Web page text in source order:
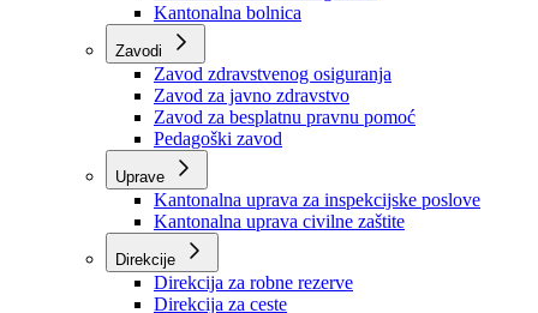
Ustanove
Centar za socijalni rad
Dom za stara i iznemogla lica
Kantonalna bolnica
Zavodi
Zavod zdravstvenog osiguranja
Zavod za javno zdravstvo
Zavod za besplatnu pravnu pomoć
Pedagoški zavod
Kantonalna uprava za inspekcijske poslove
Kantonalna uprava civilne zaštite